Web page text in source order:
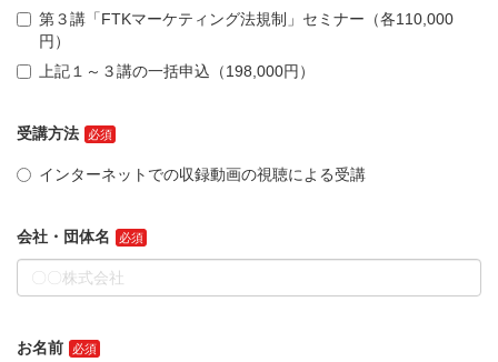
第３講「FTKマーケティング法規制」セミナー（各110,000
円）
上記１～３講の一括申込（198,000円）
受講方法
インターネットでの収録動画の視聴による受講
会社・団体名
お名前